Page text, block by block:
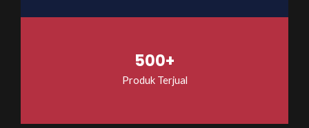
500+
Produk Terjual